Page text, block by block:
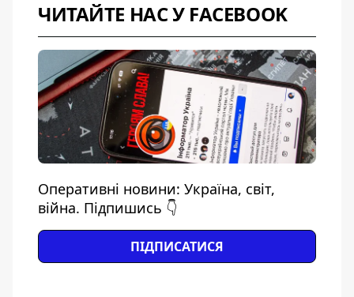
ЧИТАЙТЕ НАС У FACEBOOK
Оперативні новини: Україна, світ,
війна. Підпишись 👇
ПІДПИСАТИСЯ